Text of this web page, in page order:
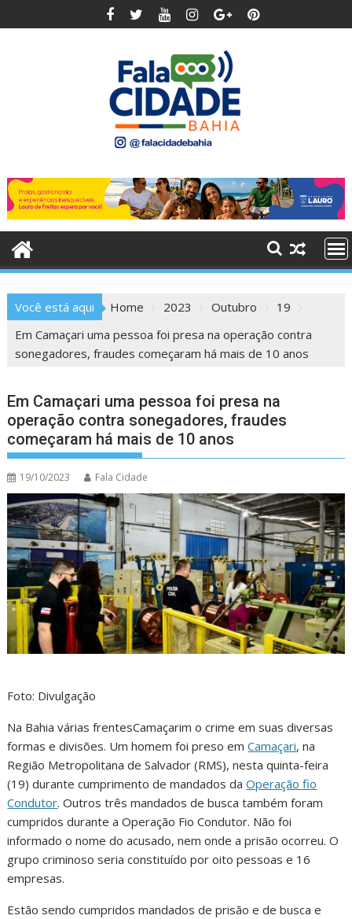
to
Você está aqui Home 2023 Outubro
19
Em Camaçari uma pessoa foi presa na operação contra
sonegadores, fraudes começaram há mais de 10 anos
Em Camaçari uma pessoa foi presa na
operação contra sonegadores, fraudes
começaram há mais de 10 anos
19/10/2023 Fala Cidade
Foto: Divulgação
Na Bahia várias frentesCamaçarim o crime em suas diversas
formas e divisões. Um homem foi preso emCamaçari, na
Região Metropolitana de Salvador (RMS), nesta quinta-feira
(19) durante cumprimento de mandados daOperação fio
Condutor. Outros três mandados de busca também foram
cumpridos durante a Operação Fio Condutor. Não foi
informado o nome do acusado, nem onde a prisão ocorreu. O
grupo criminoso seria constituído por oito pessoas e 16
empresas.
Estão sendo cumpridos mandados de prisão e de busca e